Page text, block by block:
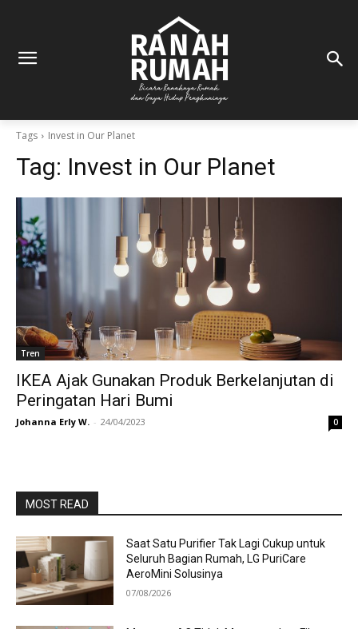
Tags Invest in Our Planet
Tag: Invest in Our Planet
Tren
IKEA Ajak Gunakan Produk Berkelanjutan di
Peringatan Hari Bumi
Johanna Erly W. - 24/04/2023 0
MOST READ
Saat Satu Purifier Tak Lagi Cukup untuk
Seluruh Bagian Rumah, LG PuriCare
AeroMini Solusinya
07/08/2026